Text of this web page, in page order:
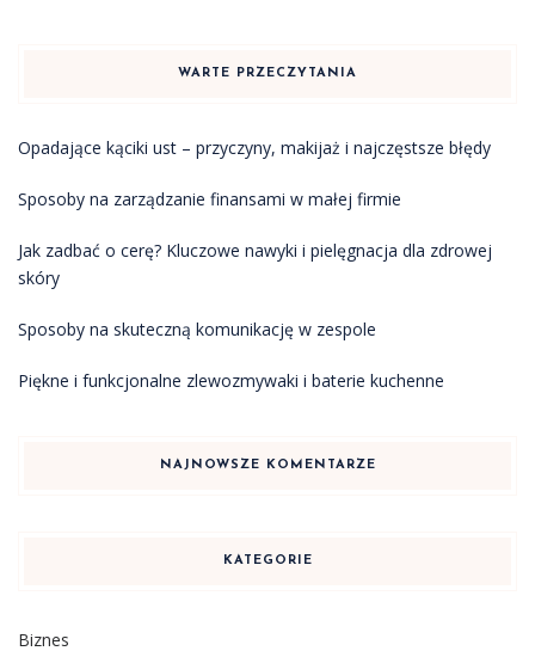
WARTE PRZECZYTANIA
Opadające kąciki ust – przyczyny, makijaż i najczęstsze błędy
Sposoby na zarządzanie finansami w małej firmie
Jak zadbać o cerę? Kluczowe nawyki i pielęgnacja dla zdrowej
skóry
Sposoby na skuteczną komunikację w zespole
Piękne i funkcjonalne zlewozmywaki i baterie kuchenne
NAJNOWSZE KOMENTARZE
KATEGORIE
Biznes